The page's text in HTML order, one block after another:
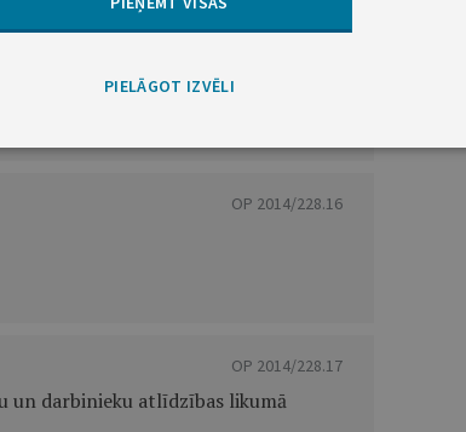
OP 2014/228.16
OP 2014/228.17
un darbinieku atlīdzības likumā
PIELĀGOT IZVĒLI